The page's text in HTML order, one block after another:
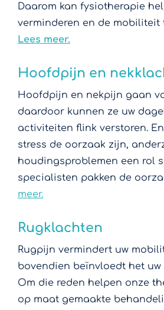
Daarom kan fysiotherapie
verminderen en de mobiliteit
Lees meer.
Hoofdpijn en
Hoofdpijn en nekpijn gaan
daardoor kunnen ze uw
activiteiten flink verstoren.
stress de oorzaak zijn,
houdingsproblemen een rol
specialisten pakken de
meer.
Rugklachten
Rugpijn vermindert uw
bovendien beïnvloedt het uw
Om die reden helpen onze
op maat gemaakte